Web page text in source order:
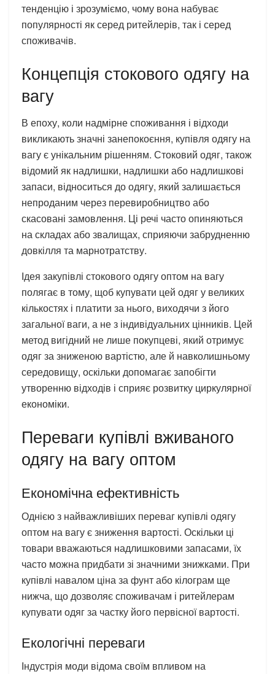
тенденцію і зрозуміємо, чому вона набуває
популярності як серед ритейлерів, так і серед
споживачів.
Концепція стокового одягу на
вагу
В епоху, коли надмірне споживання і відходи
викликають значні занепокоєння, купівля одягу на
вагу є унікальним рішенням. Стоковий одяг, також
відомий як надлишки, надлишки або надлишкові
запаси, відноситься до одягу, який залишається
непроданим через перевиробництво або
скасовані замовлення. Ці речі часто опиняються
на складах або звалищах, сприяючи забрудненню
довкілля та марнотратству.
Ідея закупівлі стокового одягу оптом на вагу
полягає в тому, щоб купувати цей одяг у великих
кількостях і платити за нього, виходячи з його
загальної ваги, а не з індивідуальних цінників. Цей
метод вигідний не лише покупцеві, який отримує
одяг за зниженою вартістю, але й навколишньому
середовищу, оскільки допомагає запобігти
утворенню відходів і сприяє розвитку циркулярної
економіки.
Переваги купівлі вживаного
одягу на вагу оптом
Економічна ефективність
Однією з найважливіших переваг купівлі одягу
оптом на вагу є зниження вартості. Оскільки ці
товари вважаються надлишковими запасами, їх
часто можна придбати зі значними знижками. При
купівлі навалом ціна за фунт або кілограм ще
нижча, що дозволяє споживачам і ритейлерам
купувати одяг за частку його первісної вартості.
Екологічні переваги
Індустрія моди відома своїм впливом на